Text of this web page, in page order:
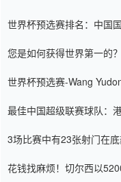
世界杯预选赛排名：中国
您是如何获得世界第一的
世界杯预选赛-Wang
最佳中国超级联赛球队：
3场比赛中有23张射门在
花钱找麻烦！切尔西以